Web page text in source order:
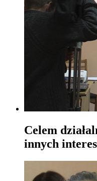
Celem
innych